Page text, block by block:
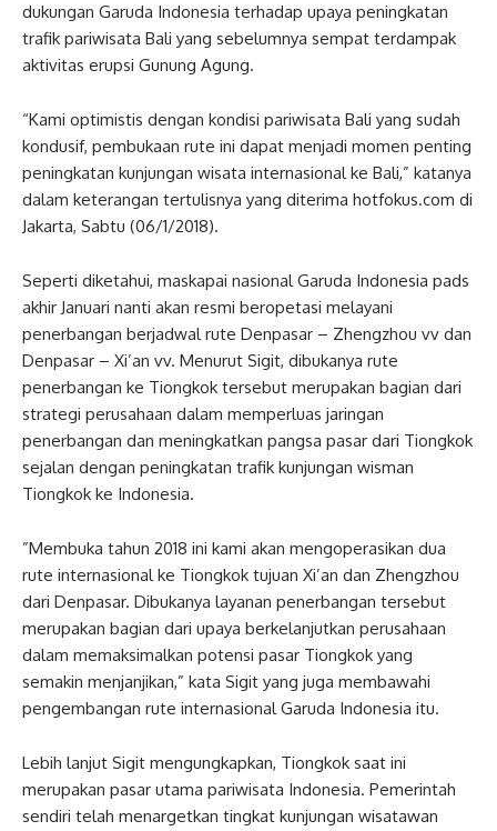
dukungan Garuda Indonesia terhadap upaya peningkatan
trafik pariwisata Bali yang sebelumnya sempat terdampak
aktivitas erupsi Gunung Agung.
“Kami optimistis dengan kondisi pariwisata Bali yang sudah
kondusif, pembukaan rute ini dapat menjadi momen penting
peningkatan kunjungan wisata internasional ke Bali,” katanya
dalam keterangan tertulisnya yang diterima hotfokus.com di
Jakarta, Sabtu (06/1/2018).
Seperti diketahui, maskapai nasional Garuda Indonesia pads
akhir Januari nanti akan resmi beropetasi melayani
penerbangan berjadwal rute Denpasar – Zhengzhou vv dan
Denpasar – Xi’an vv. Menurut Sigit, dibukanya rute
penerbangan ke Tiongkok tersebut merupakan bagian dari
strategi perusahaan dalam memperluas jaringan
penerbangan dan meningkatkan pangsa pasar dari Tiongkok
sejalan dengan peningkatan trafik kunjungan wisman
Tiongkok ke Indonesia.
”Membuka tahun 2018 ini kami akan mengoperasikan dua
rute internasional ke Tiongkok tujuan Xi’an dan Zhengzhou
dari Denpasar. Dibukanya layanan penerbangan tersebut
merupakan bagian dari upaya berkelanjutkan perusahaan
dalam memaksimalkan potensi pasar Tiongkok yang
semakin menjanjikan,” kata Sigit yang juga membawahi
pengembangan rute internasional Garuda Indonesia itu.
Lebih lanjut Sigit mengungkapkan, Tiongkok saat ini
merupakan pasar utama pariwisata Indonesia. Pemerintah
sendiri telah menargetkan tingkat kunjungan wisatawan